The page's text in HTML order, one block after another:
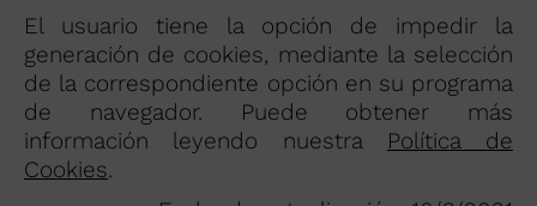
El usuario tiene la opción de impedir la
generación de cookies, mediante la selección
de la correspondiente opción en su programa
de navegador. Puede obtener más
información leyendo nuestra Política de
Cookies.